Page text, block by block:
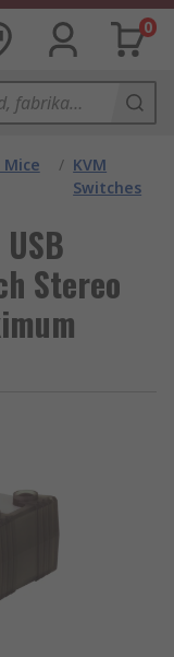
0
Mice
/ KVM
Switches
Stereo